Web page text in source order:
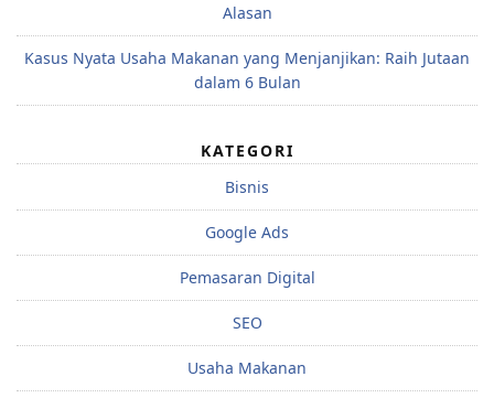
Alasan
Kasus Nyata Usaha Makanan yang Menjanjikan: Raih Jutaan
dalam 6 Bulan
KATEGORI
Bisnis
Google Ads
Pemasaran Digital
SEO
Usaha Makanan